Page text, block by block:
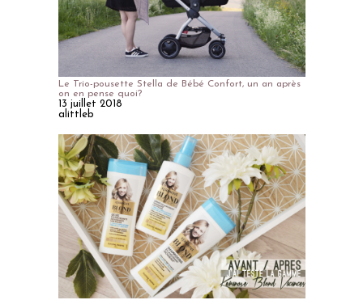
Le Trio-pousette Stella de Bébé Confort, un an après
on en pense quoi?
13 juillet 2018
alittleb